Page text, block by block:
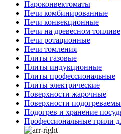
Пароконвектоматы
Печи комбинированные
Печи конвекционные
Печи на древесном топливе
Печи ротационные
Печи томления
Плиты газовые
Плиты индукционные
Плиты профессиональные
Плиты электрические
Поверхности жарочные
Поверхности
Подогрев и хранение
Профессиональные грили